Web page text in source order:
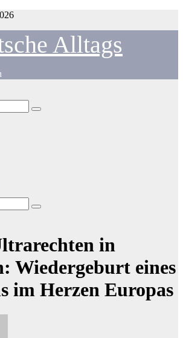
Alltags
in
Wiedergeburt eines
im Herzen Europas